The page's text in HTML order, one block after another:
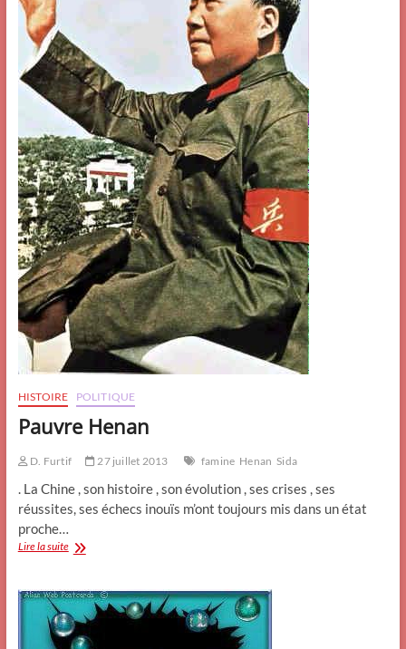
HISTOIRE POLITIQUE
Pauvre Henan
D. Furtif 27 juillet 2013 famine Henan Sida
. La Chine , son histoire , son évolution , ses crises , ses
réussites, ses échecs inouïs m’ont toujours mis dans un état
proche…
Lire la suitePauvre